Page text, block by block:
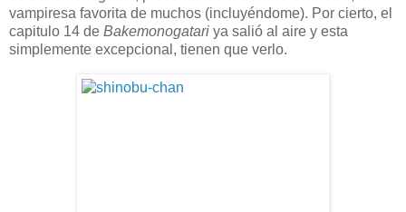
vampiresa favorita de muchos (incluyéndome). Por cierto, el
capitulo 14 de Bakemonogatari ya salió al aire y esta
simplemente excepcional, tienen que verlo.